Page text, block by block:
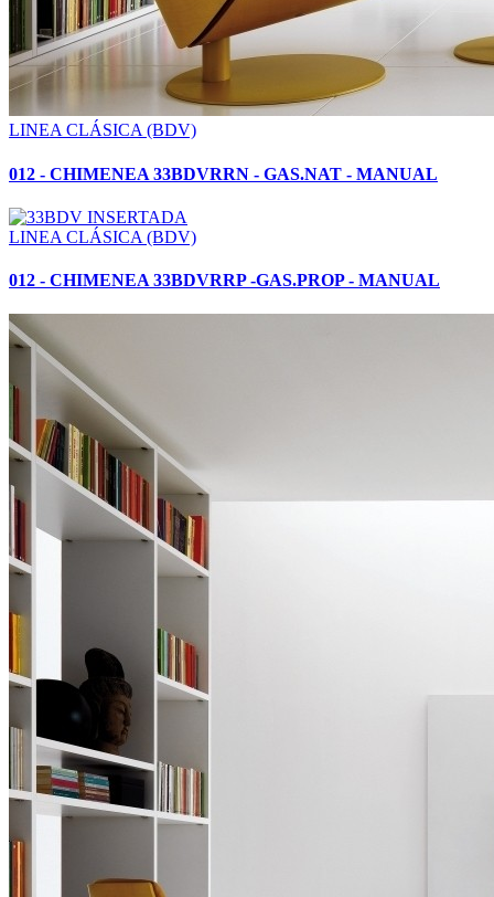
LINEA CLÁSICA (BDV)
012 - CHIMENEA 33BDVRRN - GAS.NAT - MANUAL
LINEA CLÁSICA (BDV)
012 - CHIMENEA 33BDVRRP -GAS.PROP - MANUAL